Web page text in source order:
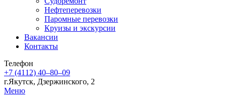
Нефтеперевозки
Паромные перевозки
Круизы и экскурсии
Вакансии
Контакты
Телефон
+7 (4112) 40‒80‒09
г.Якутск, Дзержинского, 2
Меню